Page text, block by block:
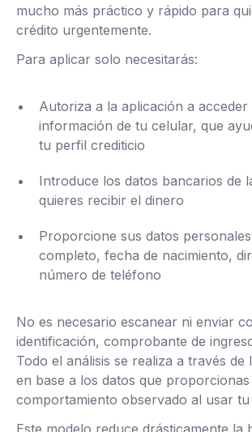
mucho más práctico y rápido para
crédito urgentemente.
Para aplicar solo necesitarás:
Autoriza a la aplicación a acceder
información de tu celular, que
tu perfil crediticio
Introduce los datos bancarios de
quieres recibir el dinero
Proporcione sus datos
completo, fecha de nacimiento,
número de teléfono
No es necesario escanear ni enviar
identificación, comprobante de
Todo el análisis se realiza a través de
en base a los datos que
comportamiento observado al usar tu
Este modelo reduce drásticamente la